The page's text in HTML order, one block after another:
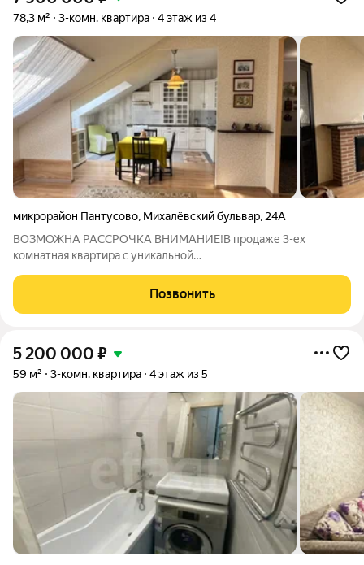
78,3 м² 3-комн. квартира 4 этаж из 4
микрорайон Пантусово, Михалёвский бульвар, 24А
ВОЗМОЖНА РАССРОЧКА ВНИМАНИЕ!В продаже 3-ех
комнатная квартира с уникальной
этаже с великолепным видом из окон на облака,звездное небо
в просторной кухне-студии и в спальне,во второй спальне
Позвонить
5 200 000 ₽
59 м² 3-комн. квартира 4 этаж из 5